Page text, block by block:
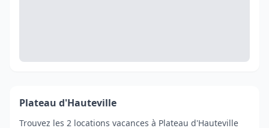
Plateau d'Hauteville
Trouvez les 2 locations vacances à Plateau d'Hauteville